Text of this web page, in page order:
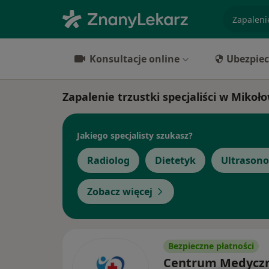
Konsultacje online
Zapalenie trzustki specjaliści w
Jakiego specjalisty szukasz?
Radiolog Dietetyk
Zobacz więcej
Bezpieczne płatności
Centrum